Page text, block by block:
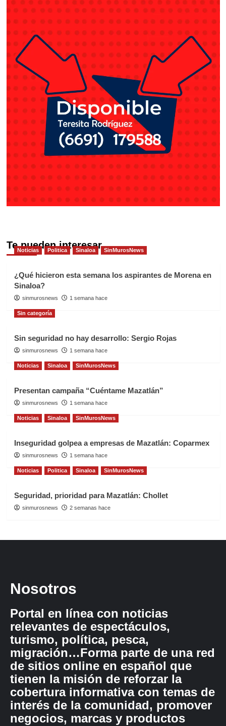
Te pueden interesar
Noticias Politica Sinaloa SinMurosNews
¿Qué hicieron esta semana los aspirantes de Morena en
Sinaloa?
sinmurosnews 1 semana hace
Sin categoría
Sin seguridad no hay desarrollo: Sergio Rojas
sinmurosnews 1 semana hace
Noticias Sinaloa SinMurosNews
Presentan campaña “Cuéntame Mazatlán”
sinmurosnews 1 semana hace
Noticias Sinaloa SinMurosNews
Inseguridad golpea a empresas de Mazatlán: Coparmex
sinmurosnews 1 semana hace
Noticias Politica Sinaloa SinMurosNews
Seguridad, prioridad para Mazatlán: Chollet
sinmurosnews 2 semanas hace
Nosotros
Portal en línea con noticias
relevantes de espectáculos,
turismo, política, pesca,
migración…Forma parte de una red
de sitios online en español que
tienen la misión de reforzar la
cobertura informativa con temas de
interés de la comunidad, promover
negocios, marcas y productos